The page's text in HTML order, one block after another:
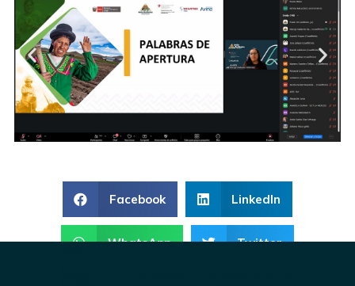
Facebook LinkedIn
WhatsApp Twitter